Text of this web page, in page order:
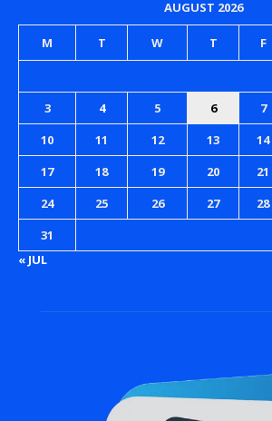
AUGUST 2026
M T W T F
3
4 5 6 7
10
11 12 13 14
17
18 19 20 21
24
25 26 27 28
31
« JUL